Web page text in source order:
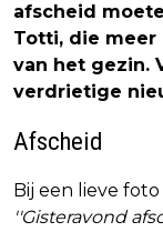
afscheid
Totti, die meer
van het gezin.
verdrietige
Afscheid
Bij een lieve
''Gisteravond